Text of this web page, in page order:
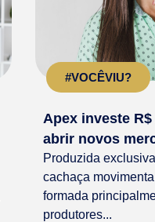
#VOCÊVIU?
Apex investe
abrir novos
Produzida
cachaça
formada
produtores...